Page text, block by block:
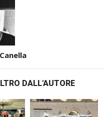
DALL'AUTORE